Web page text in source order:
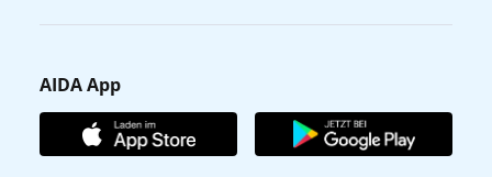
Karriere
Affiliateprogramm
Gästefragebogen
AIDA Club
AIDA App
AIDA App